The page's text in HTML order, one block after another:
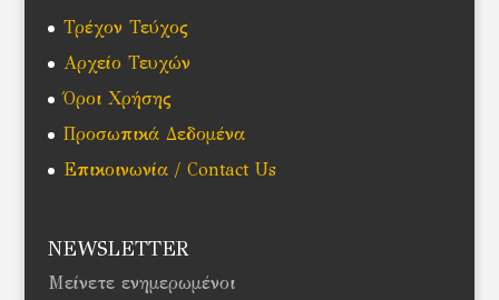
Τρέχον Τεύχος
Αρχείο Τευχών
Όροι Χρήσης
Προσωπικά Δεδομένα
Επικοινωνία / Contact Us
NEWSLETTER
Μείνετε ενημερωμένοι